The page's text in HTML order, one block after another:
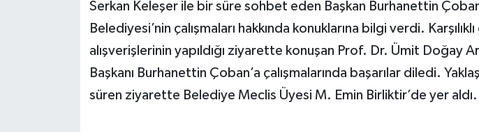
Serkan Keleşer ile bir süre sohbet eden Başkan Burhanettin
Belediyesi’nin çalışmaları hakkında konuklarına bilgi verdi.
alışverişlerinin yapıldığı ziyarette konuşan Prof. Dr. Ümit Doğay
Başkanı Burhanettin Çoban’a çalışmalarında başarılar diledi.
süren ziyarette Belediye Meclis Üyesi M. Emin Birliktir’de yer aldı.